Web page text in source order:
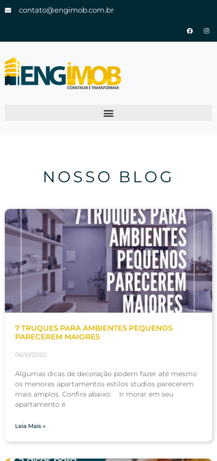
contato@engimob.com.br
NOSSO BLOG
7 TRUQUES PARA AMBIENTES PEQUENOS
PARECEREM MAIORES
06/10/2022
Algumas dicas de decoração podem fazer até mesmo
os menores apartamentos estilos studios parecerem
mais amplos. Confira abaixo: Ir morar em seu
apartamento é
Leia Mais »